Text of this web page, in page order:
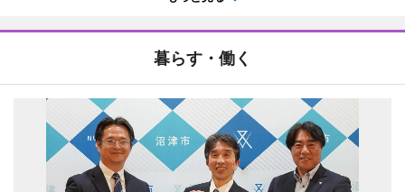
暮らす・働く